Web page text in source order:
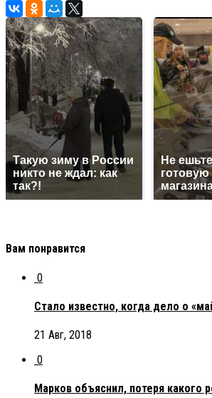
Такую зиму в России
никто не ждал: как
так?!
Не
готовую
Вам понравится
0
Стало известно, когда дело о
21 Авг, 2018
0
Марков объяснил, потеря какого